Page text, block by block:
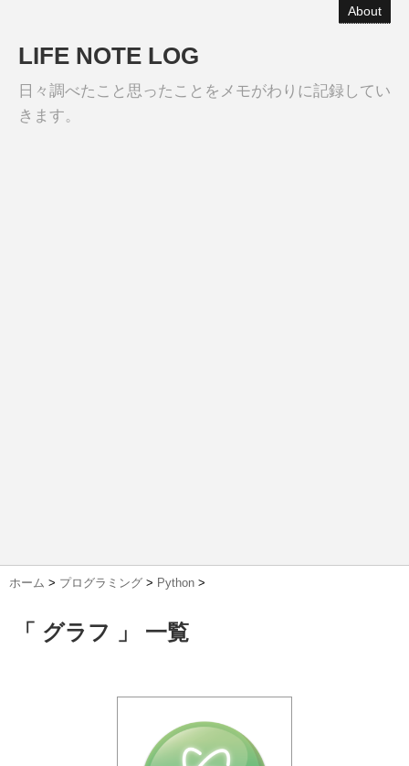
About
LIFE NOTE LOG
日々調べたこと思ったことをメモがわりに記録してい
きます。
ホーム > プログラミング > Python >
「 グラフ 」 一覧